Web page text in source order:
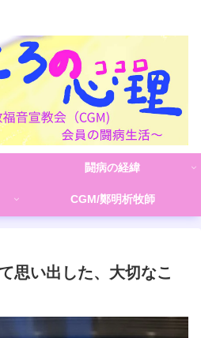
闘病の経緯
CGM/鄭明析牧師
思い出した、大切なこ